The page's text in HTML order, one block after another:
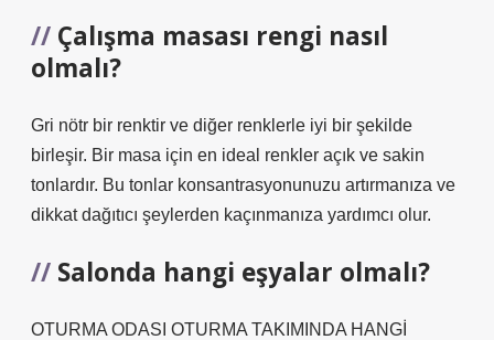
Çalışma masası rengi nasıl
olmalı?
Gri nötr bir renktir ve diğer renklerle iyi bir şekilde
birleşir. Bir masa için en ideal renkler açık ve sakin
tonlardır. Bu tonlar konsantrasyonunuzu artırmanıza ve
dikkat dağıtıcı şeylerden kaçınmanıza yardımcı olur.
Salonda hangi eşyalar olmalı?
OTURMA ODASI OTURMA TAKIMINDA HANGİ